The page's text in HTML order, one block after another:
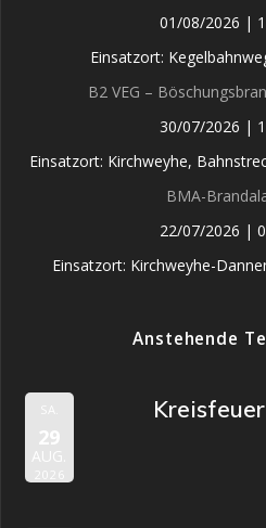
01/08/2026 |
Einsatzort:
B2 VEG –
30/07/2026 |
Einsatzort: Kirchweyhe,
BMA-
22/07/2026 |
Einsatzort: Kirchweyhe-
Anstehende
SA.
29
AUG.
2026